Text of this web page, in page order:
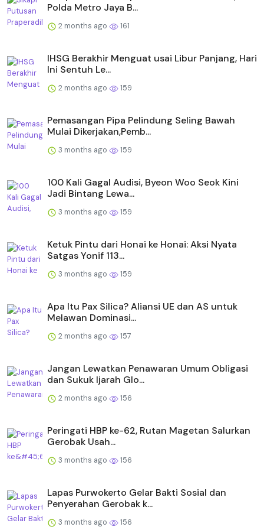
Polda Metro Jaya B...
2 months ago 161
IHSG Berakhir Menguat usai Libur Panjang, Hari
Ini Sentuh Le...
2 months ago 159
Pemasangan Pipa Pelindung Seling Bawah
Mulai Dikerjakan,Pemb...
3 months ago 159
100 Kali Gagal Audisi, Byeon Woo Seok Kini
Jadi Bintang Lewa...
3 months ago 159
Ketuk Pintu dari Honai ke Honai: Aksi Nyata
Satgas Yonif 113...
3 months ago 159
Apa Itu Pax Silica? Aliansi UE dan AS untuk
Melawan Dominasi...
2 months ago 157
Jangan Lewatkan Penawaran Umum Obligasi
dan Sukuk Ijarah Glo...
2 months ago 156
Peringati HBP ke-62, Rutan Magetan Salurkan
Gerobak Usah...
3 months ago 156
Lapas Purwokerto Gelar Bakti Sosial dan
Penyerahan Gerobak k...
3 months ago 156